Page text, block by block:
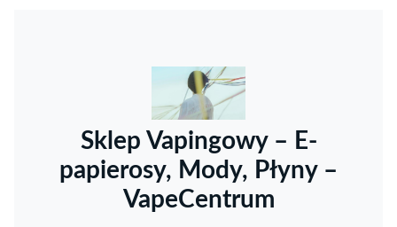
Sklep Vapingowy – E-
papierosy, Mody, Płyny –
VapeCentrum